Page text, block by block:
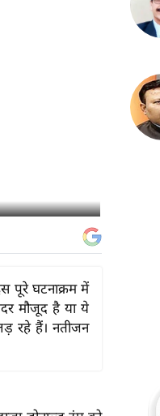
पूरे घटनाक्रम में
मौजूद है या ये
रहे हैं। नतीजन